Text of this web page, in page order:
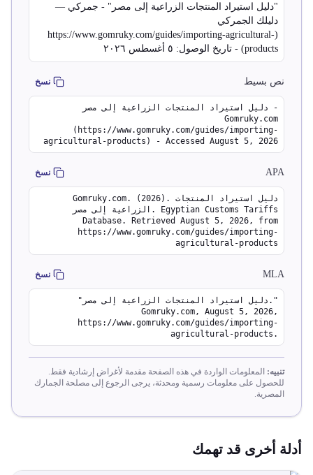
"دليل استيراد المنتجات الزراعية إلى مصر" - جمركي —
دليلك الجمركي
(https://www.gomruky.com/guides/importing-agricultural-
products) - تاريخ الوصول: ٥ أغسطس ٢٠٢٦
نص بسيط نسخ
دليل استيراد المنتجات الزراعية إلى مصر -
Gomruky.com
(https://www.gomruky.com/guides/importing-
agricultural-products) - Accessed August 5, 2026
APA نسخ
Gomruky.com. (2026). دليل استيراد المنتجات
الزراعية إلى مصر. Egyptian Customs Tariffs
Database. Retrieved August 5, 2026, from
https://www.gomruky.com/guides/importing-
agricultural-products
MLA نسخ
"دليل استيراد المنتجات الزراعية إلى مصر."
Gomruky.com, August 5, 2026,
https://www.gomruky.com/guides/importing-
agricultural-products.
تنبيه: المعلومات الواردة في هذه الصفحة مقدمة لأغراض إرشادية فقط.
للحصول على معلومات رسمية ومحدثة، يرجى الرجوع إلى مصلحة الجمارك
المصرية.
أدلة أخرى قد تهمك